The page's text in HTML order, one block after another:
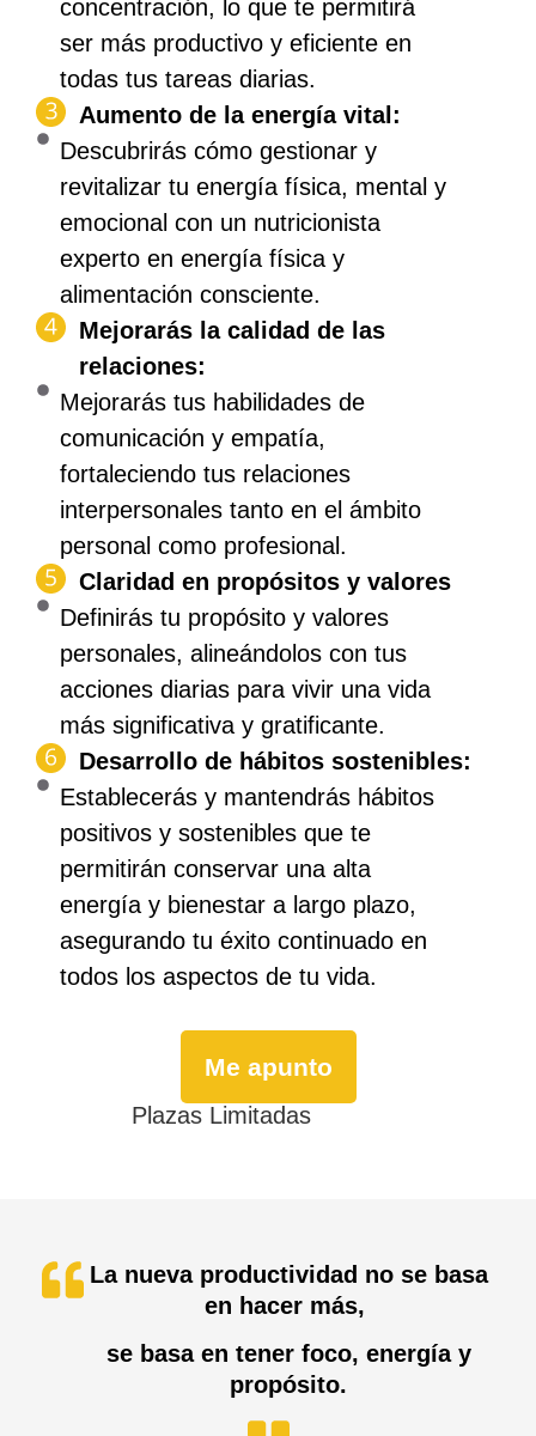
concentración, lo que te permitirá
ser más productivo y eficiente en
todas tus tareas diarias.
Aumento de la energía vital:
Descubrirás cómo gestionar y
revitalizar tu energía física, mental y
emocional con un nutricionista
experto en energía física y
alimentación consciente.
Mejorarás la calidad de las
relaciones:
Mejorarás tus habilidades de
comunicación y empatía,
fortaleciendo tus relaciones
interpersonales tanto en el ámbito
personal como profesional.
Claridad en propósitos y valores
Definirás tu propósito y valores
personales, alineándolos con tus
acciones diarias para vivir una vida
más significativa y gratificante.
Desarrollo de hábitos sostenibles:
Establecerás y mantendrás hábitos
positivos y sostenibles que te
permitirán conservar una alta
energía y bienestar a largo plazo,
asegurando tu éxito continuado en
todos los aspectos de tu vida.
Me apunto
Plazas Limitadas
La nueva productividad no se basa
en hacer más,
se basa en tener foco, energía y
propósito.